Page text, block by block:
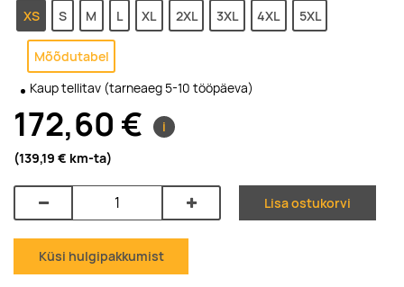
XS S M L XL 2XL 3XL 4XL 5XL
Mõõdutabel
Kaup tellitav (tarneaeg 5-10 tööpäeva)
172,60 €
i
(139,19 € km-ta)
Lisa ostukorvi
Küsi hulgipakkumist